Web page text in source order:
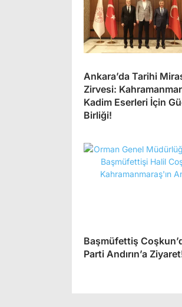
Ankara’da Tarihi
Zirvesi:
Kadim Eserleri İçin
Birliği!
Başmüfettiş
Parti Andırın’a